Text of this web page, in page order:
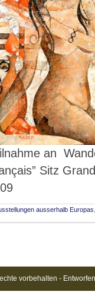
an
Sitz
ausserhalb Europas
vorbehalten -